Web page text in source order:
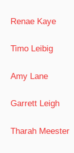
Renae Kaye
Timo Leibig
Amy Lane
Garrett Leigh
Tharah Meester